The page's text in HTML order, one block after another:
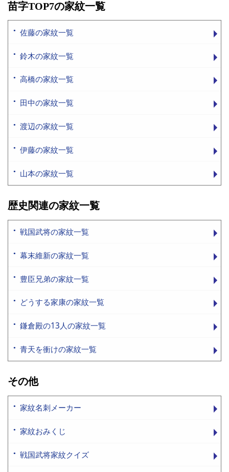
苗字TOP7の家紋一覧
佐藤の家紋一覧
鈴木の家紋一覧
高橋の家紋一覧
田中の家紋一覧
渡辺の家紋一覧
伊藤の家紋一覧
山本の家紋一覧
歴史関連の家紋一覧
戦国武将の家紋一覧
幕末維新の家紋一覧
豊臣兄弟の家紋一覧
どうする家康の家紋一覧
鎌倉殿の13人の家紋一覧
青天を衝けの家紋一覧
その他
家紋名刺メーカー
家紋おみくじ
戦国武将家紋クイズ